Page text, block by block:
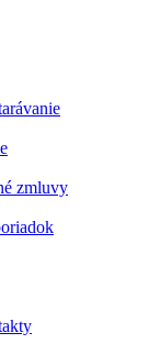
zmluvy